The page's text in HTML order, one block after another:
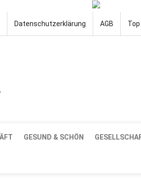
Datenschutzerklärung AGB
GESUND & SCHÖN